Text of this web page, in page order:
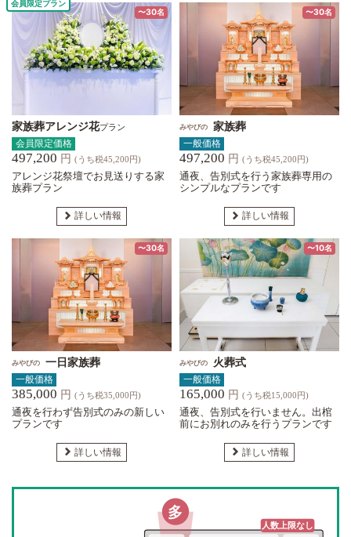
会員限定プラン
〜30名
家族葬アレンジ花プラン
会員限定価格
497,200 円 (うち税45,200円)
アレンジ花祭壇でお見送りする家
族葬プラン
詳しい情報
〜30名
みやびの 家族葬
一般価格
497,200 円 (うち税45,200円)
通夜、告別式を行う家族葬専用の
シンプルなプランです
詳しい情報
〜30名
みやびの 一日家族葬
一般価格
385,000 円 (うち税35,000円)
通夜を行わず告別式のみの新しい
プランです
詳しい情報
〜10名
みやびの 火葬式
一般価格
165,000 円 (うち税15,000円)
通夜、告別式を行いません。出棺
前にお別れのみを行うプランです
詳しい情報
人数上限なし
多